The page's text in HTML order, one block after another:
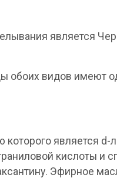
является
обоих видов имеют
является d-
кислоты и
Эфирное